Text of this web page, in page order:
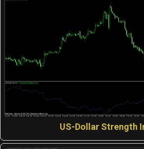
US-Dollar Strength